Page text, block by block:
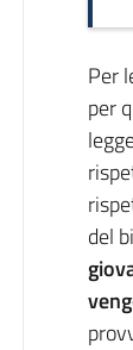
Per
per
del